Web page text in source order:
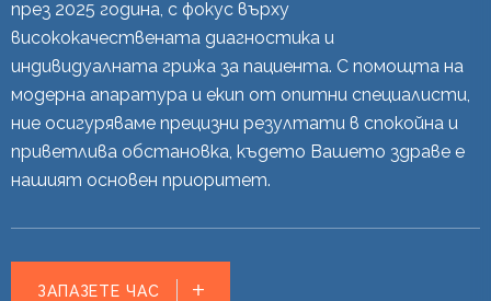
през 2025 година, с фокус върху
висококачествената диагностика и
индивидуалната грижа за пациента. С помощта на
модерна апаратура и екип от опитни специалисти,
ние осигуряваме прецизни резултати в спокойна и
приветлива обстановка, където Вашето здраве е
нашият основен приоритет.
ЗАПАЗЕТЕ ЧАС